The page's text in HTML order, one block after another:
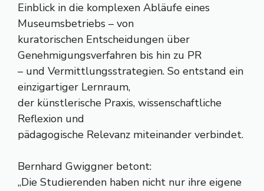
Einblick in die komplexen Abläufe eines
Museumsbetriebs – von
kuratorischen Entscheidungen über
Genehmigungsverfahren bis hin zu PR
– und Vermittlungsstrategien. So entstand ein
einzigartiger Lernraum,
der künstlerische Praxis, wissenschaftliche
Reflexion und
pädagogische Relevanz miteinander verbindet.
Bernhard Gwiggner betont:
„Die Studierenden haben nicht nur ihre eigene